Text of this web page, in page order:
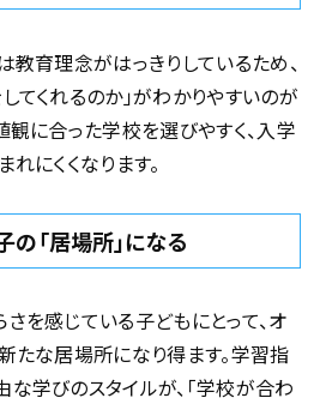
教育理念がはっきりしているため、
てくれるのか」がわかりやすいのが
観に合った学校を選びやすく、入学
にくくなります。
「居場所」になる
を感じている子どもにとって、オ
たな居場所になり得ます。学習指
学びのスタイルが、「学校が合わ